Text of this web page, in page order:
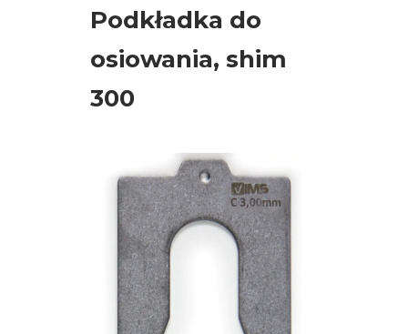
Podkładka do
osiowania, shim
300
Kategorie